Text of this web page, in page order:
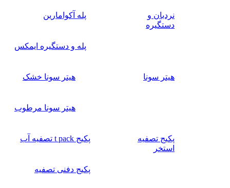
نردبان و
دستگیره
پله آکوامارین
پله و دستگیره ایمکس
هیتر سونا هیتر سونا خشک
هیتر سونا مرطوب
پکیج تصفیه
استخر
پکیج t pack تصفیه آب
پکیج دفنی تصفیه